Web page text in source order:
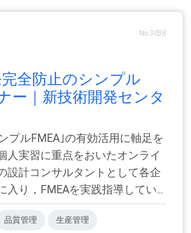
No.3038
全防止のシンプル
ー｜新技術開発センタ
プルFMEA｣の有効活用に軸足を
人実習に重点をおいたオンライ
設計コンサルタントとして各企
入り，FMEAを実践指導してい...
品質管理 生産管理